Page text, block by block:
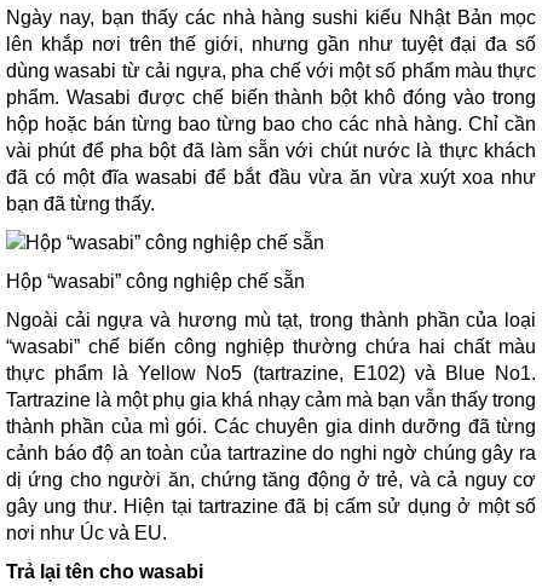
Ngày nay, bạn thấy các nhà hàng sushi kiểu Nhật Bản mọc
lên khắp nơi trên thế giới, nhưng gần như tuyệt đại đa số
dùng wasabi từ cải ngựa, pha chế với một số phẩm màu thực
phẩm. Wasabi được chế biến thành bột khô đóng vào trong
hộp hoặc bán từng bao từng bao cho các nhà hàng. Chỉ cần
vài phút để pha bột đã làm sẵn với chút nước là thực khách
đã có một đĩa wasabi để bắt đầu vừa ăn vừa xuýt xoa như
bạn đã từng thấy.
Hộp “wasabi” công nghiệp chế sẵn
Ngoài cải ngựa và hương mù tạt, trong thành phần của loại
“wasabi” chế biến công nghiệp thường chứa hai chất màu
thực phẩm là Yellow No5 (tartrazine, E102) và Blue No1.
Tartrazine là một phụ gia khá nhạy cảm mà bạn vẫn thấy trong
thành phần của mì gói. Các chuyên gia dinh dưỡng đã từng
cảnh báo độ an toàn của tartrazine do nghi ngờ chúng gây ra
dị ứng cho người ăn, chứng tăng động ở trẻ, và cả nguy cơ
gây ung thư. Hiện tại tartrazine đã bị cấm sử dụng ở một số
nơi như Úc và EU.
Trả lại tên cho wasabi